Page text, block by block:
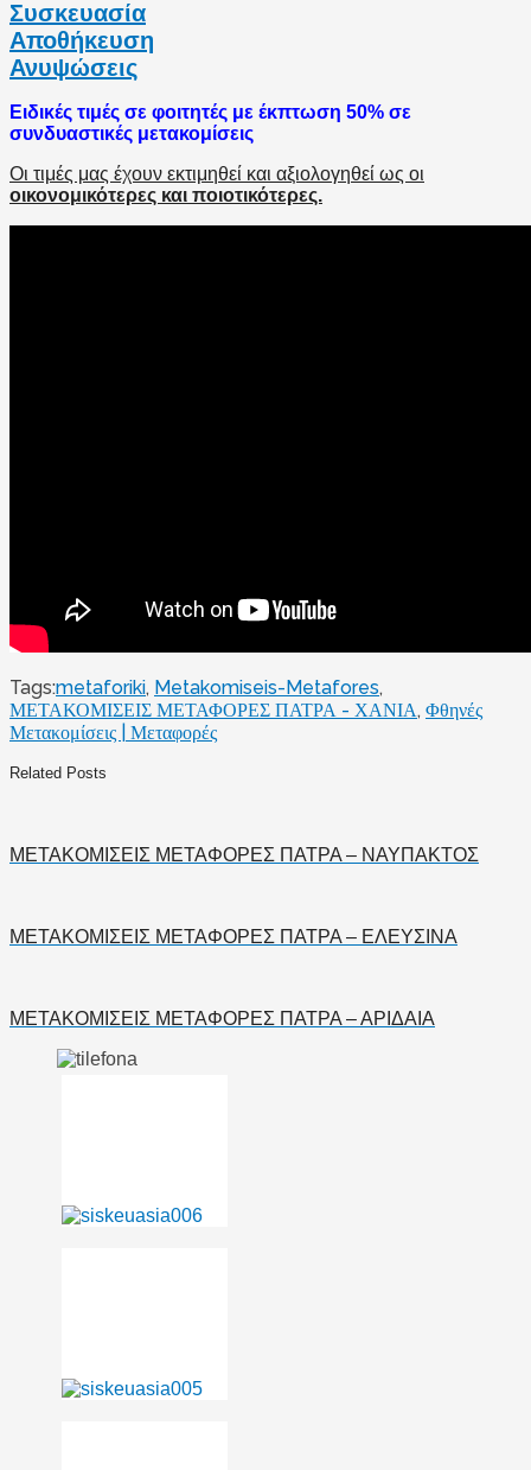
Συσκευασία
Αποθήκευση
Ανυψώσεις
Ειδικές τιμές σε φοιτητές με έκπτωση 50% σε
συνδυαστικές μετακομίσεις
Οι τιμές μας έχουν εκτιμηθεί και αξιολογηθεί ως οι
οικονομικότερες και ποιοτικότερες.
Tags:metaforiki, Metakomiseis-Metafores,
ΜΕΤΑΚΟΜΙΣΕΙΣ ΜΕΤΑΦΟΡΕΣ ΠΑΤΡΑ - ΧΑΝΙΑ, Φθηνές
Μετακομίσεις | Μεταφορές
Related Posts
ΜΕΤΑΚΟΜΙΣΕΙΣ ΜΕΤΑΦΟΡΕΣ ΠΑΤΡΑ – ΝΑΥΠΑΚΤΟΣ
ΜΕΤΑΚΟΜΙΣΕΙΣ ΜΕΤΑΦΟΡΕΣ ΠΑΤΡΑ – ΕΛΕΥΣΙΝΑ
ΜΕΤΑΚΟΜΙΣΕΙΣ ΜΕΤΑΦΟΡΕΣ ΠΑΤΡΑ – ΑΡΙΔΑΙΑ